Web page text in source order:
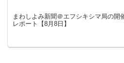
まわしよみ新聞＠エフシキシマ局の開
レポート【8月8日】